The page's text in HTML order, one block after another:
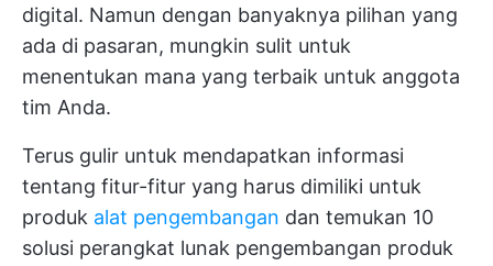
digital. Namun dengan banyaknya pilihan yang
ada di pasaran, mungkin sulit untuk
menentukan mana yang terbaik untuk anggota
tim Anda.
Terus gulir untuk mendapatkan informasi
tentang fitur-fitur yang harus dimiliki untuk
produk alat pengembangan dan temukan 10
solusi perangkat lunak pengembangan produk